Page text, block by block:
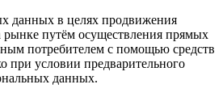
данных в целях продвижения
рынке путём осуществления прямых
потребителем с помощью средств
при условии предварительного
данных.